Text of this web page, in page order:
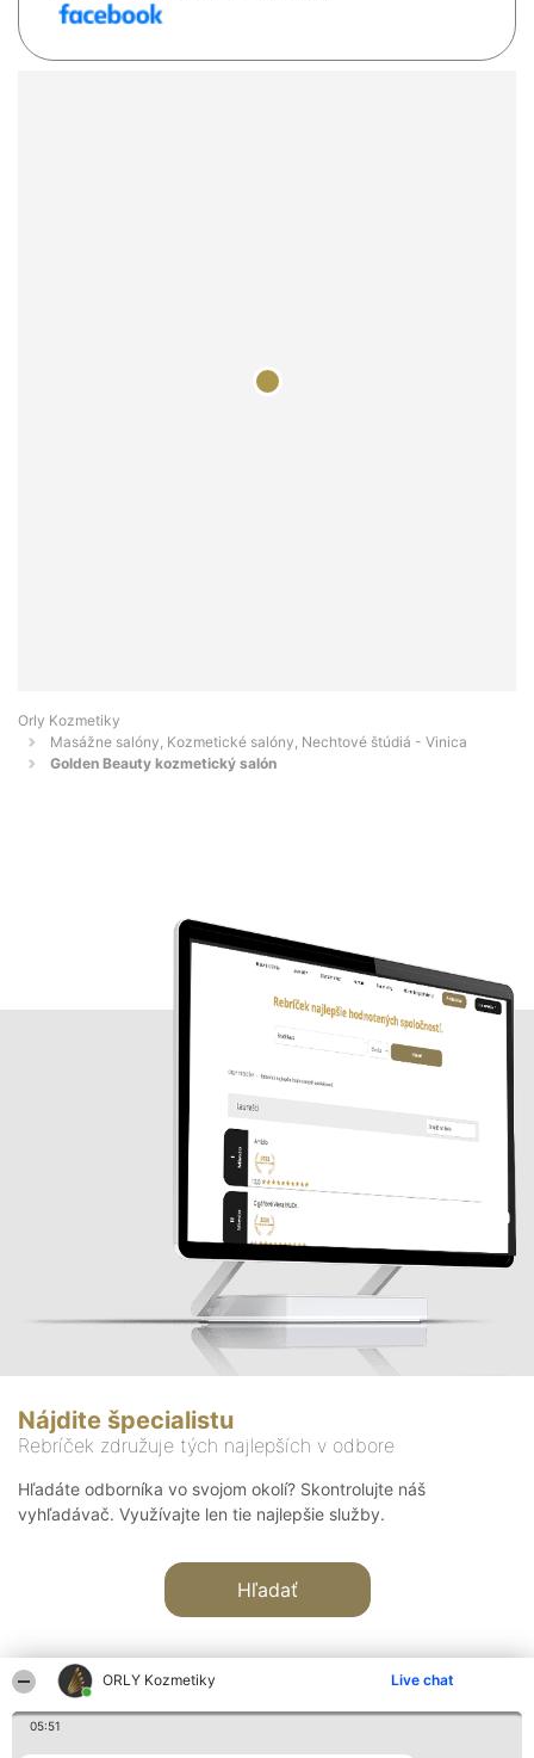
ORLY Kozmetiky Live chat
05:51
Orly Kozmetiky
Masážne salóny, Kozmetické salóny, Nechtové štúdiá - Vinica
Golden Beauty kozmetický salón
Nájdite špecialistu
Rebríček združuje tých najlepších v odbore
Hľadáte odborníka vo svojom okolí? Skontrolujte náš
vyhľadávač. Využívajte len tie najlepšie služby.
Hľadať